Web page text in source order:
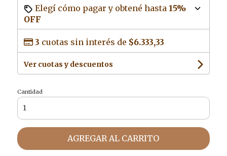
Elegí cómo pagar y obtené hasta 15%
OFF
3 cuotas sin interés de $6.333,33
Ver cuotas y descuentos
Cantidad
AGREGAR AL CARRITO